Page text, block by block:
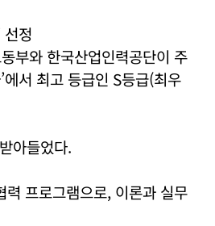
선정
부와 한국산업인력공단이 주
서 최고 등급인 S등급(최우
아들었다.
력 프로그램으로, 이론과 실무